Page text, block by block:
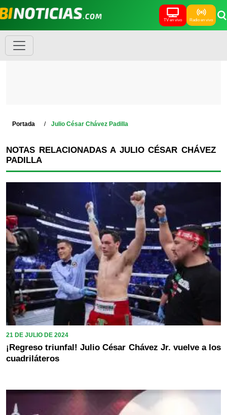
TV en vivo Radio en vivo
Portada Julio César Chávez Padilla
NOTAS RELACIONADAS A JULIO CÉSAR CHÁVEZ
PADILLA
21 DE JULIO DE 2024
¡Regreso triunfal! Julio César Chávez Jr. vuelve a los
cuadriláteros